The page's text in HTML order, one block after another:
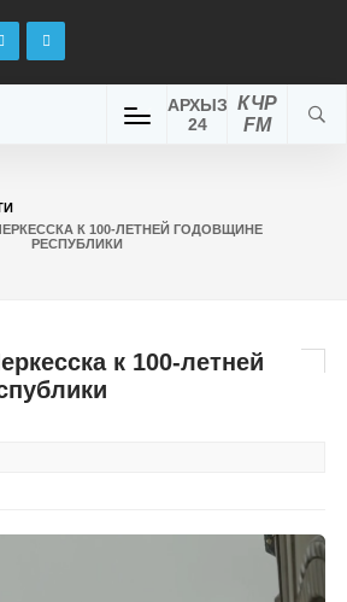
КЧР
FM
АРХЫЗ
24
К 100-ЛЕТНЕЙ ГОДОВЩИНЕ
РЕСПУБЛИКИ
к 100-летней